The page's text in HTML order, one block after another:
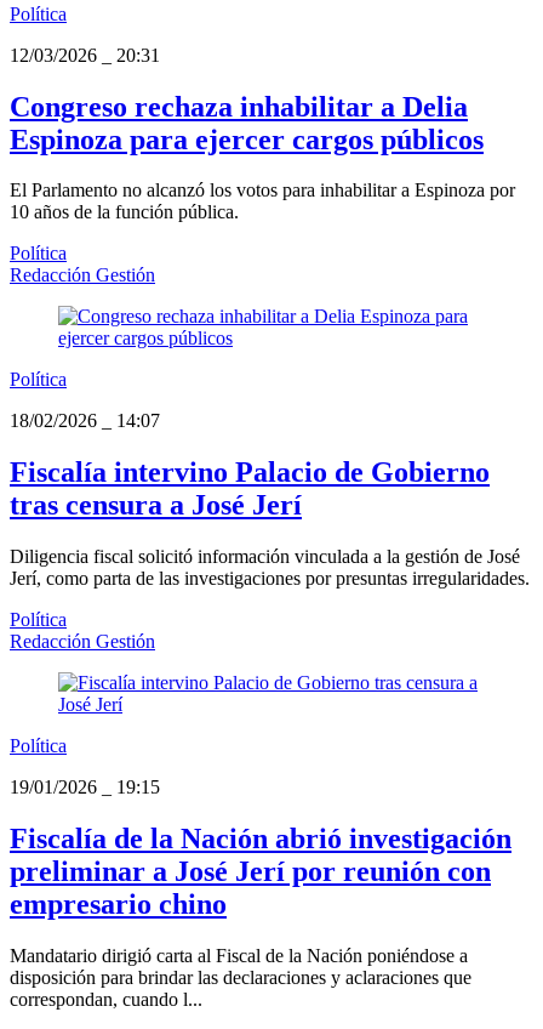
Política
12/03/2026
20:31
Congreso rechaza inhabilitar a Delia
Espinoza para ejercer cargos públicos
El Parlamento no alcanzó los votos para inhabilitar a Espinoza por
10 años de la función pública.
Política
Redacción Gestión
Política
18/02/2026
14:07
Fiscalía intervino Palacio de Gobierno
tras censura a José Jerí
Diligencia fiscal solicitó información vinculada a la gestión de José
Jerí, como parta de las investigaciones por presuntas irregularidades.
Política
Redacción Gestión
Política
19/01/2026
19:15
Fiscalía de la Nación abrió investigación
preliminar a José Jerí por reunión con
empresario chino
Mandatario dirigió carta al Fiscal de la Nación poniéndose a
disposición para brindar las declaraciones y aclaraciones que
correspondan, cuando l...